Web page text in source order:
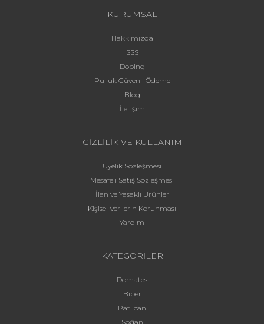
KURUMSAL
Hakkımızda
SSS
Doping
Pulluk Güvenli Ödeme
Blog
İletişim
GİZLİLİK VE KULLANIM
Üyelik Sözleşmesi
Mesafeli Satış Sözleşmesi
İlan ve Yasaklı Ürünler
Kişisel Verilerin Korunması
Yardım
KATEGORİLER
Domates
Biber
Patlıcan
Soğan